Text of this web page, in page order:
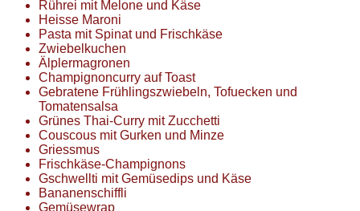
Rührei mit Melone und Käse
Heisse Maroni
Pasta mit Spinat und Frischkäse
Zwiebelkuchen
Älplermagronen
Champignoncurry auf Toast
Gebratene Frühlingszwiebeln, Tofuecken und
Tomatensalsa
Grünes Thai-Curry mit Zucchetti
Couscous mit Gurken und Minze
Griessmus
Frischkäse-Champignons
Gschwellti mit Gemüsedips und Käse
Bananenschiffli
Gemüsewrap